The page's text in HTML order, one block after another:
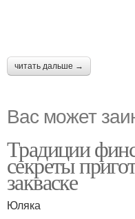
читать дальше →
Вас может
Традиции
секреты
закваске
Юляка